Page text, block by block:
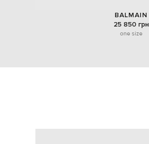
BALMAIN
25 850 грн
one size